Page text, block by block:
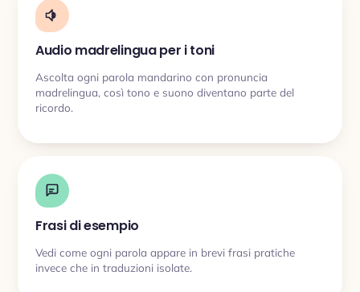
Audio madrelingua per i toni
Ascolta ogni parola mandarino con pronuncia
madrelingua, così tono e suono diventano parte del
ricordo.
Frasi di esempio
Vedi come ogni parola appare in brevi frasi pratiche
invece che in traduzioni isolate.